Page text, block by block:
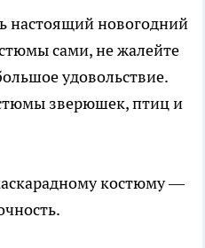
настоящий новогодний
сами, не жалейте
удовольствие.
зверюшек, птиц и
костюму —